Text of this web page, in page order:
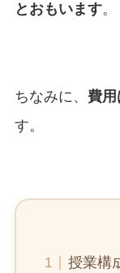
とおもいます。
ちなみに、 費用
す。
授業構